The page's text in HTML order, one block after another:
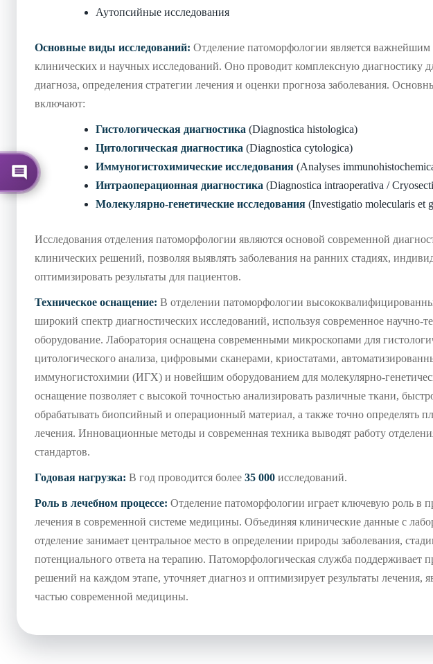
Аутопсийные исследования
Основные виды исследований: Отделение патоморфологии является
клинических и научных исследований. Оно проводит комплексную диагностику
диагноза, определения стратегии лечения и оценки прогноза заболевания.
включают:
Гистологическая диагностика (Diagnostica histologica)
Цитологическая диагностика (Diagnostica cytologica)
Иммуногистохимические исследования (Analyses
Интраоперационная диагностика (Diagnostica intraoperativa /
Молекулярно-генетические исследования (Investigatio molecularis et
Исследования отделения патоморфологии являются основой современной
клинических решений, позволяя выявлять заболевания на ранних стадиях,
оптимизировать результаты для пациентов.
Техническое оснащение: В отделении патоморфологии
широкий спектр диагностических исследований, используя современное научно-
оборудование. Лаборатория оснащена современными микроскопами для
цитологического анализа, цифровыми сканерами, криостатами,
иммуногистохимии (ИГХ) и новейшим оборудованием для молекулярно-
оснащение позволяет с высокой точностью анализировать различные ткани,
обрабатывать биопсийный и операционный материал, а также точно определять
лечения. Инновационные методы и современная техника выводят работу
стандартов.
Годовая нагрузка: В год проводится более 35 000 исследований.
Роль в лечебном процессе: Отделение патоморфологии играет ключевую роль в
лечения в современной системе медицины. Объединяя клинические данные с
отделение занимает центральное место в определении природы заболевания,
потенциального ответа на терапию. Патоморфологическая служба поддерживает
решений на каждом этапе, уточняет диагноз и оптимизирует результаты лечения,
частью современной медицины.